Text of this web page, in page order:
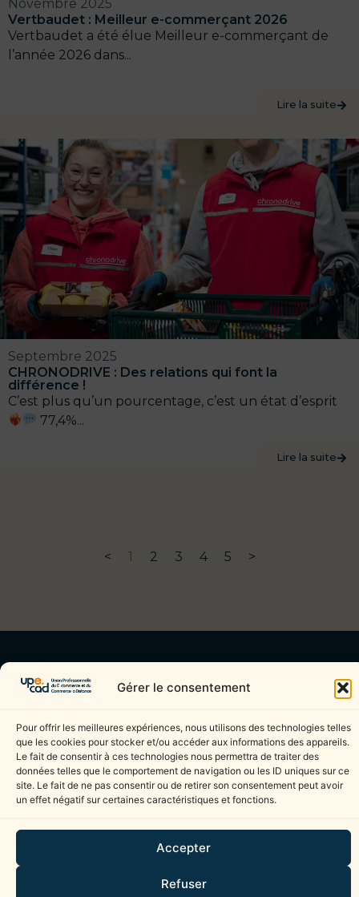
Gérer le consentement
Pour offrir les meilleures expériences, nous utilisons des technologies telles
que les cookies pour stocker et/ou accéder aux informations des appareils.
Le fait de consentir à ces technologies nous permettra de traiter des
données telles que le comportement de navigation ou les ID uniques sur ce
site. Le fait de ne pas consentir ou de retirer son consentement peut avoir
un effet négatif sur certaines caractéristiques et fonctions.
Accepter
Refuser
Vertbaudet : Meilleur e-commerçant 2026
Novembre 2025
Vertbaudet a été élue Meilleur e-commerçant de
l’année 2026 dans...
Lire la suite
CHRONODRIVE : Des relations qui font la
différence !
Septembre 2025
C’est plus qu’un pourcentage, c’est un état d’esprit
77,4%...
Lire la suite
< 1 2 3 4 5 >
NOUS CONTACTER
40 rue Eugène Jacquet
59700 Marcq En Baroeul
03 20 99 47 26
Mentions légales
Cookies (UE)
de Google s’appliquent.